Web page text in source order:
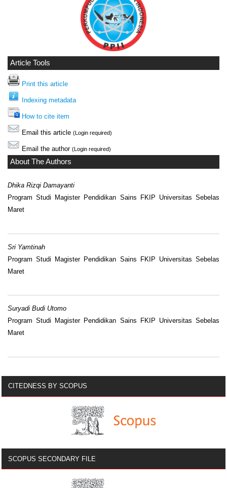
Article Tools
Print this article
Indexing metadata
How to cite item
Email this article (Login required)
Email the author (Login required)
About The Authors
Dhika Rizqi Damayanti
Program Studi Magister Pendidikan Sains FKIP Universitas Sebelas
Maret
Sri Yamtinah
Program Studi Magister Pendidikan Sains FKIP Universitas Sebelas
Maret
Suryadi Budi Utomo
Program Studi Magister Pendidikan Sains FKIP Universitas Sebelas
Maret
CITEDNESS BY SCOPUS
SCOPUS SECONDARY FILE